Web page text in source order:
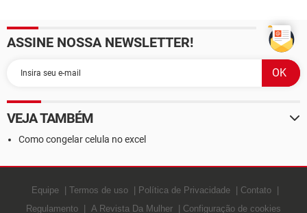
ASSINE NOSSA NEWSLETTER!
VEJA TAMBÉM
Como congelar celula no excel
Equipe Termos de uso Política de Privacidade
Contato
Regulamento
A Revista Da Mulher Configuração de cookies